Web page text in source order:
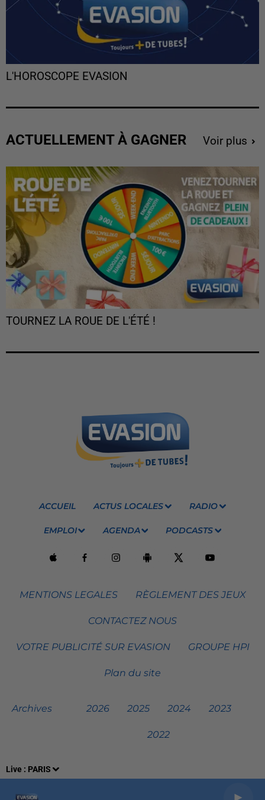
Live : PARIS
L'HOROSCOPE EVASION
ACTUELLEMENT À GAGNER Voir plus
TOURNEZ LA ROUE DE L'ÉTÉ !
ACCUEIL ACTUS LOCALES RADIO
EMPLOI AGENDA PODCASTS
MENTIONS LEGALES RÈGLEMENT DES JEUX
CONTACTEZ NOUS
VOTRE PUBLICITÉ SUR EVASION GROUPE HPI
Plan du site
Archives 2026 2025 2024 2023
2022